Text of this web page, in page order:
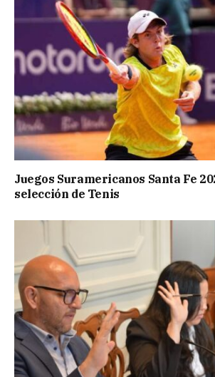
Juegos Suramericanos Santa Fe
selección de Tenis